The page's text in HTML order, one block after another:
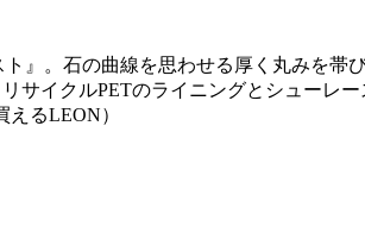
』。石の曲線を思わせる厚く丸みを帯
サイクルPETのライニングとシューレ
るLEON）